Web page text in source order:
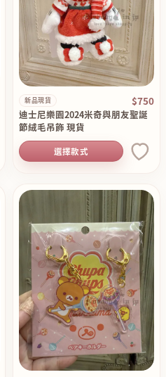
新品現貨 $750
迪士尼樂園2024米奇與朋友聖誕
節絨毛吊飾 現貨
選擇款式